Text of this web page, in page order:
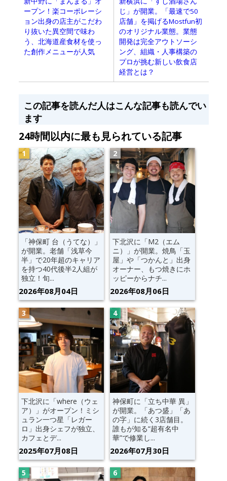
ープン！楽コーポレーシ
ョン出身の店主がこだわ
り抜いた異空間で味わ
う、北海道産食材を使っ
た創作メニューが人気
じ」が開業。「最速で50
店舗」を掲げるMostfun初
のオリジナル業態。業態
開発は完全アウトソーシ
ング、組織・人事構築の
プロが挑む新しい飲食店
経営とは？
この記事を読んだ人はこんな記事も読んでい
ます
24時間以内に最も見られている記事
「神保町 台（うてな）」
が開業。老舗「浅草今
半」で20年超のキャリア
を持つ40代後半2人組が
独立！旬...
2026年08月04日
下北沢に「M2（エム
ニ）」が開業。焼鳥「玉
屋」や「つかんと」出身
オーナー、もつ焼きにホ
ッピーからナチ...
2026年08月06日
下北沢に「where（ウェ
ア）」がオープン！ミシ
ュラン一つ星「レガー
ロ」出身シェフが独立、
カフェとデ...
2025年07月08日
神保町に「立ち中華 異」
が開業。「あつ盛」「あ
の字」に続く3店舗目。
誰もが知る“超有名中
華”で修業し...
2026年07月30日